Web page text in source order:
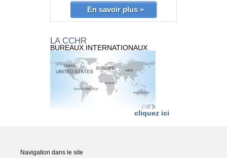
En savoir plus »
LA CCHR
BUREAUX INTERNATIONAUX
cliquez ici
Navigation dans le site